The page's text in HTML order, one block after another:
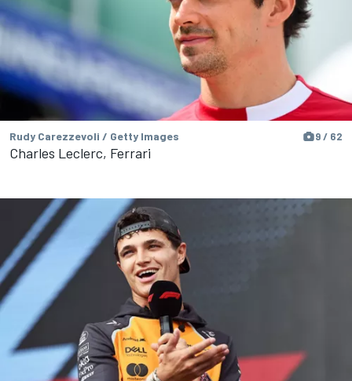
Rudy Carezzevoli / Getty Images 9 / 62
Charles Leclerc, Ferrari